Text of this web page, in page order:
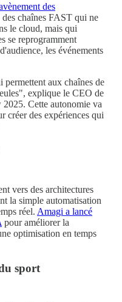
des
des chaînes FAST qui ne
le cloud, mais qui
se reprogramment
les événements
aux chaînes de
explique le CEO de
Cette autonomie va
créer des expériences qui
vers des architectures
la simple automatisation
réel. Amagi a lancé
pour améliorer la
optimisation en temps
sport